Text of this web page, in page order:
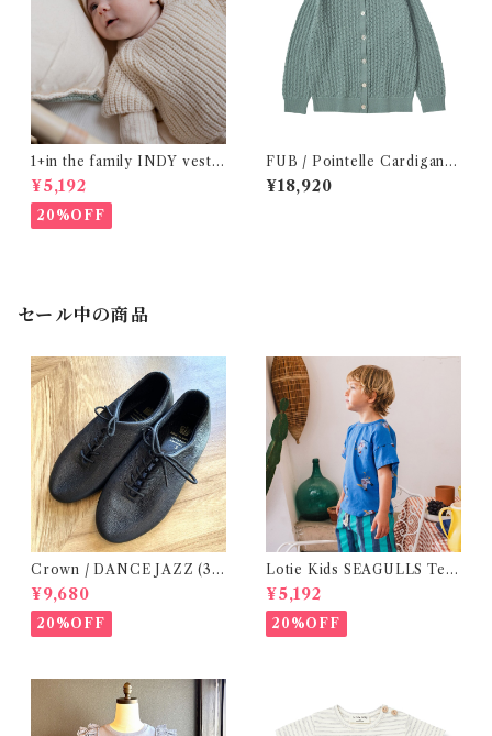
1+in the family INDY vest /
ecru (12・24 m )
¥5,192
20%OFF
FUB / Pointelle Cardigan /
Misty green ( 140,150 )
¥18,920
セール中の商品
Crown / DANCE JAZZ (3:2
2cm / 6:24-24,5 ) Black
¥9,680
20%OFF
Lotie Kids SEAGULLS Tee
(12m- 8Y)
¥5,192
20%OFF